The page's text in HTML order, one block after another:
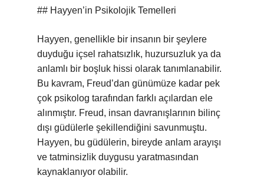
## Hayyen’in Psikolojik Temelleri
Hayyen, genellikle bir insanın bir şeylere
duyduğu içsel rahatsızlık, huzursuzluk ya da
anlamlı bir boşluk hissi olarak tanımlanabilir.
Bu kavram, Freud’dan günümüze kadar pek
çok psikolog tarafından farklı açılardan ele
alınmıştır. Freud, insan davranışlarının bilinç
dışı güdülerle şekillendiğini savunmuştu.
Hayyen, bu güdülerin, bireyde anlam arayışı
ve tatminsizlik duygusu yaratmasından
kaynaklanıyor olabilir.